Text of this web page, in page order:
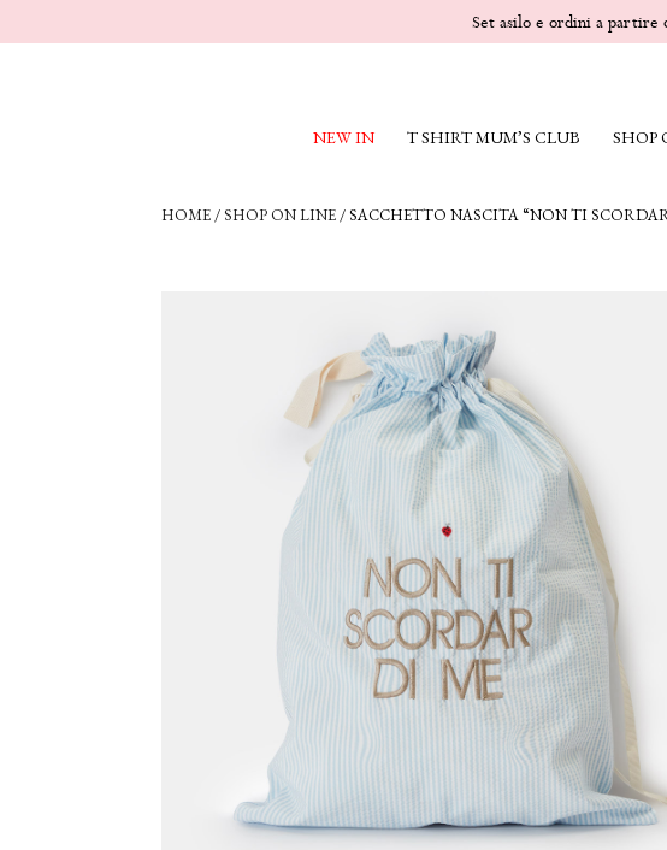
Set asilo e ordini a partire
NEW IN T SHIRT MUM’S CLUB SHOP
HOME / SHOP ON LINE / SACCHETTO NASCITA “NON TI